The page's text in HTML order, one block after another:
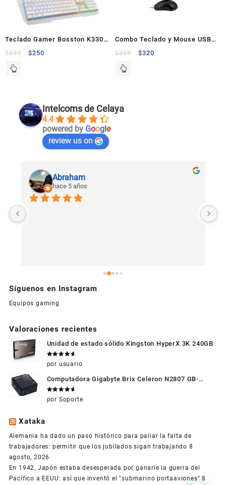
Teclado Gamer Bosston K330
Rainbow Blanco Metálico
$699 $250
Combo Teclado y Mouse USB
Techzone
$399 $320
Intelcoms de Celaya
4.4
powered by Googl e
review us on
Abraham
hace 5 años
Síguenos en Instagram
Equipos gaming
Valoraciones recientes
Unidad de estado sólido Kingston HyperX 3K 240GB
Valorado
en5 de 5
por usuario
Computadora Gigabyte Brix Celeron N2807 GB-
BXBT-2807 + WIFI + RAM de 4GB + HDD 500gb +
Windows 10
Valorado
en5 de 5
por Soporte
Xataka
Alemania ha dado un paso histórico para paliar la falta de
trabajadores: permitir que los jubilados sigan trabajando 8
agosto, 2026
En 1942, Japón estaba desesperada por ganarle la guerra del
Pacífico a EEUU: así que inventó el "submarino portaaviones" 8